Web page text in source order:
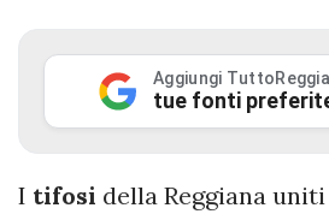
Aggiungi
tue fonti
I tifosi della Reggiana